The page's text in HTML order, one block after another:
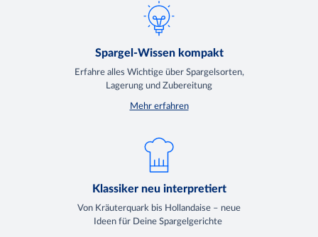
Spargel-Wissen kompakt
Erfahre alles Wichtige über Spargelsorten,
Lagerung und Zubereitung
Mehr erfahren
Klassiker neu interpretiert
Von Kräuterquark bis Hollandaise – neue
Ideen für Deine Spargelgerichte